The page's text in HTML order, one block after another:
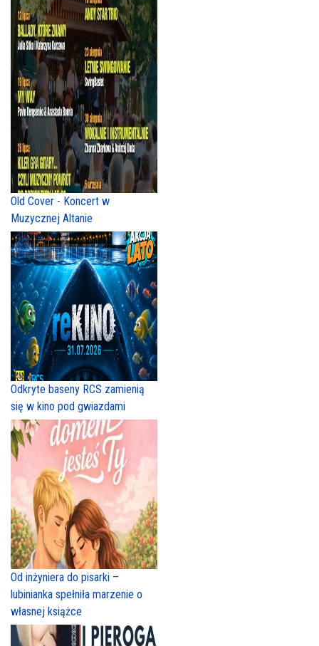
Old Cover - Koncert w
Muzycznej Altanie
Odkryte baseny RCS zamienią
się w kino pod gwiazdami
Od inżyniera do pisarki –
lubinianka spełniła marzenie o
własnej książce